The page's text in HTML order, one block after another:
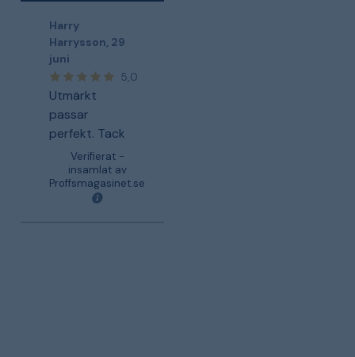
Harry
Harrysson 29
juni
5,0
Utmärkt
passar
perfekt. Tack
Verifierat -
insamlat av
Proffsmagasinet.se